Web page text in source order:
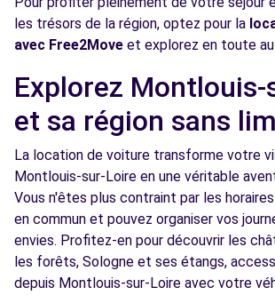
Free2move Rent - GROUPE
ST-CYR-SUR-LOIRE (O)
211 BOULEVARD DU GENERAL DE
Free2move Rent - ABCIS TOURAINE
AUTOSPHERE - ST CYR SUR LOIRE
215 BD CHARLES DE GAULLE
ST CYR SUR LOIRE, FR-37, 37540
les trésors de la région, optez pour la
avec Free2Move et explorez en toute
Explorez Montlouis-
et sa région sans
La location de voiture transforme votre
Montlouis-sur-Loire en une véritable
Vous n'êtes plus contraint par les
en commun et pouvez organiser vos
envies. Profitez-en pour découvrir les
les forêts, Sologne et ses étangs,
depuis Montlouis-sur-Loire avec votre